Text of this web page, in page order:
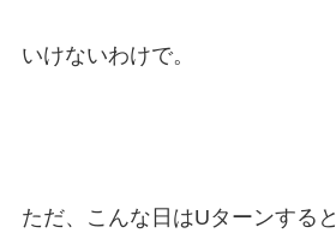
いけないわけで。
ただ、こんな日はUターンすると